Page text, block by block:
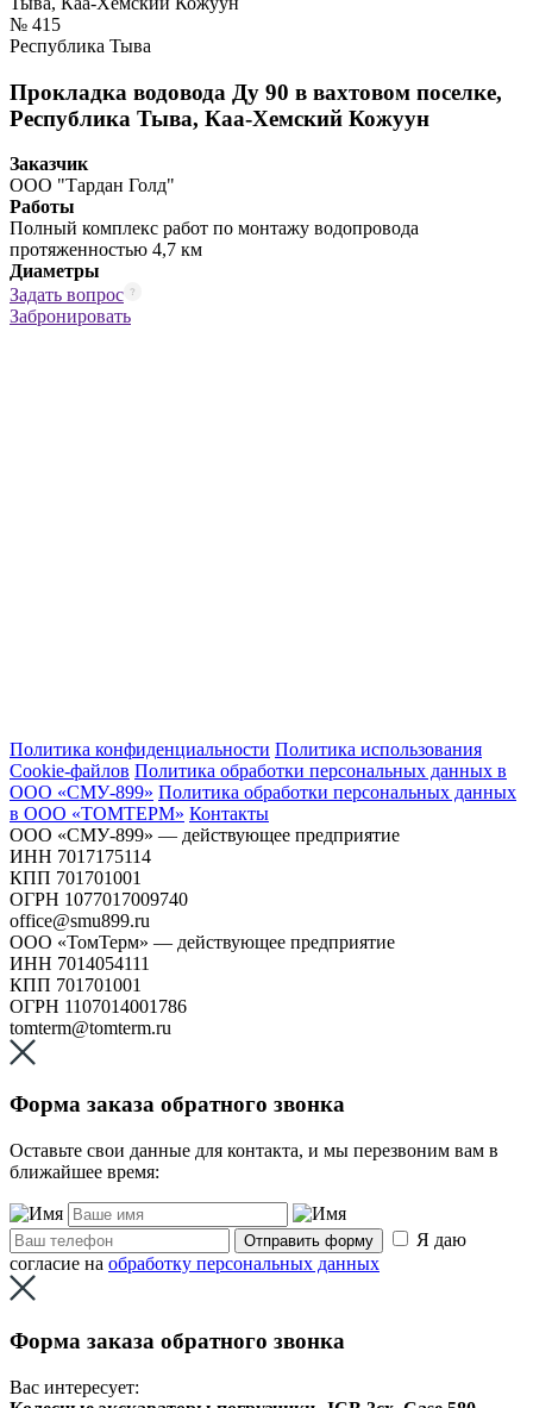
№ 415
Республика Тыва
Прокладка водовода Ду 90 в вахтовом поселке,
Республика Тыва, Каа-Хемский Кожуун
Заказчик
ООО "Тардан Голд"
Работы
Полный комплекс работ по монтажу водопровода
протяженностью 4,7 км
Диаметры
Задать вопрос
Забронировать
Политика конфиденциальности Политика использования
Сookie-файлов Политика обработки персональных данных в
ООО «СМУ-899» Политика обработки персональных данных
в ООО «ТОМТЕРМ» Контакты
ООО «СМУ-899» — действующее предприятие
ИНН 7017175114
КПП 701701001
ОГРН 1077017009740
office@smu899.ru
ООО «ТомТерм» — действующее предприятие
ИНН 7014054111
КПП 701701001
ОГРН 1107014001786
tomterm@tomterm.ru
Форма заказа обратного звонка
Оставьте свои данные для контакта, и мы перезвоним вам в
ближайшее время:
Отправить форму
Я даю
согласие на обработку персональных данных
Форма заказа обратного звонка
Вас интересует: